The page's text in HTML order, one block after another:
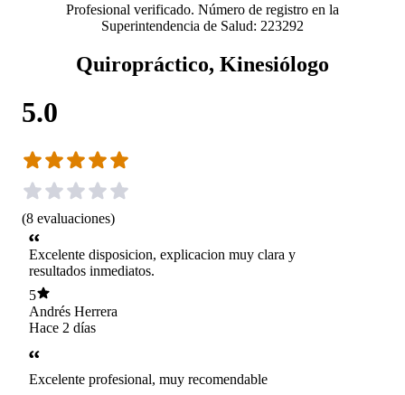
Profesional verificado. Número de registro en la
Superintendencia de Salud: 223292
Quiropráctico, Kinesiólogo
5.0
(8 evaluaciones)
Excelente disposicion, explicacion muy clara y
resultados inmediatos.
5
Andrés Herrera
Hace 2 días
Excelente profesional, muy recomendable